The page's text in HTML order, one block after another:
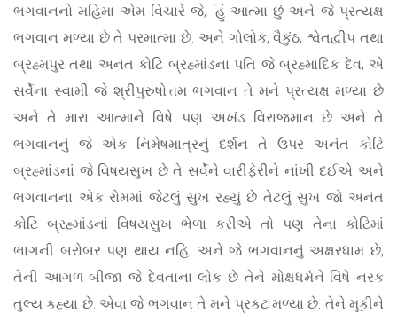
ભગવાનનો મહિમા એમ વિચારે જે, ‘હું આત્મા છું અને જે પ્રત્યક્ષ
ભગવાન મળ્યા છે તે પરમાત્મા છે. અને ગોલોક, વૈકુંઠ, શ્વેતદ્વીપ તથા
બ્રહ્મપુર તથા અનંત કોટિ બ્રહ્માંડના પતિ જે બ્રહ્માદિક દેવ, એ
સર્વેના સ્વામી જે શ્રીપુરુષોત્તમ ભગવાન તે મને પ્રત્યક્ષ મળ્યા છે
અને તે મારા આત્માને વિષે પણ અખંડ વિરાજમાન છે અને તે
ભગવાનનું જે એક નિમેષમાત્રનું દર્શન તે ઉપર અનંત કોટિ
બ્રહ્માંડનાં જે વિષયસુખ છે તે સર્વેને વારીફેરીને નાંખી દઈએ અને
ભગવાનના એક રોમમાં જેટલું સુખ રહ્યું છે તેટલું સુખ જો અનંત
કોટિ બ્રહ્માંડનાં વિષયસુખ ભેળા કરીએ તો પણ તેના કોટિમાં
ભાગની બરોબર પણ થાય નહિ. અને જે ભગવાનનું અક્ષરધામ છે,
તેની આગળ બીજા જે દેવતાના લોક છે તેને મોક્ષધર્મને વિષે નરક
તુલ્ય કહ્યા છે. એવા જે ભગવાન તે મને પ્રકટ મળ્યા છે. તેને મૂકીને